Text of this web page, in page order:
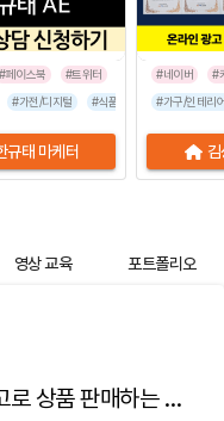
#틱톡
#교육/취업 #금융/보험 #이벤트/행사
#페이스북
#트위터
#가전/디지털 #식품/음료 #프랜차이즈
규태 마케터
#네이버
#
#가구/인테리
영상 교육 포트폴리오
메타 광고로 상품 판매하는 방법 — 판매 캠페인 세팅 가이드